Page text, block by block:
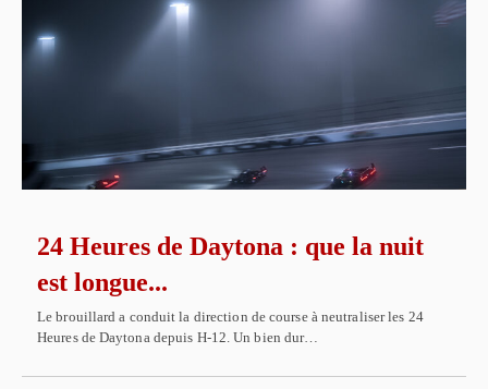
24 Heures de Daytona : que la nuit
est longue...
Le brouillard a conduit la direction de course à neutraliser les 24
Heures de Daytona depuis H-12. Un bien dur…